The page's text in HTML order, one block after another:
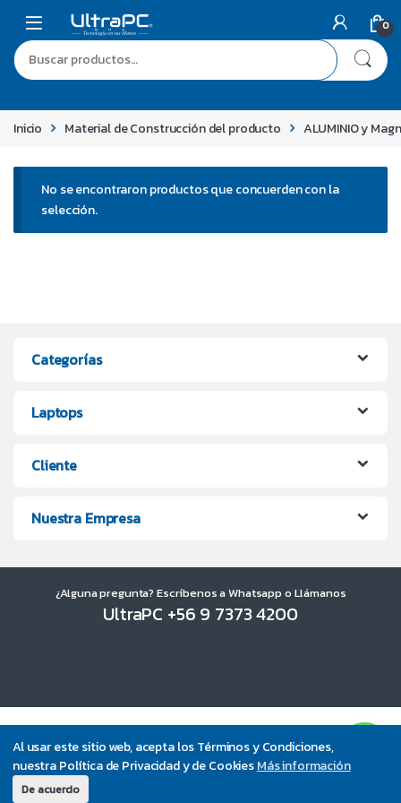
Al usar este sitio web, acepta los Términos y Condiciones,
nuestra Política de Privacidad y de CookiesMás información
De acuerdo
0
Inicio Material de Construcción del producto ALUMINIO y
No se encontraron productos que concuerden con la
selección.
Categorías
Laptops
Cliente
Nuestra Empresa
¿Alguna pregunta? Escríbenos a Whatsapp o Llámanos
UltraPC +56 9 7373 4200